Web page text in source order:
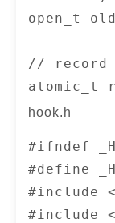
open_t
// record
atomic_t
};
static
hook.h
#ifndef
#define
#include
#include